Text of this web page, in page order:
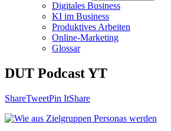
Digitales Business
KI im Business
Produktives Arbeiten
Online-Marketing
Glossar
DUT Podcast YT
ShareTweetPin ItShare